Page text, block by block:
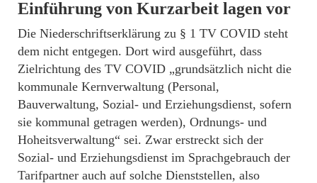
Einführung von Kurzarbeit lagen vor
Die Niederschriftserklärung zu § 1 TV COVID steht
dem nicht entgegen. Dort wird ausgeführt, dass
Zielrichtung des TV COVID „grundsätzlich nicht die
kommunale Kernverwaltung (Personal,
Bauverwaltung, Sozial- und Erziehungsdienst, sofern
sie kommunal getragen werden), Ordnungs- und
Hoheitsverwaltung“ sei. Zwar erstreckt sich der
Sozial- und Erziehungsdienst im Sprachgebrauch der
Tarifpartner auch auf solche Dienststellen, also